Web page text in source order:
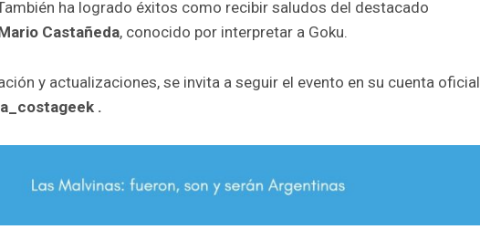
ha logrado éxitos como recibir saludos del destacado
Castañeda, conocido por interpretar a Goku.
y actualizaciones, se invita a seguir el evento en su cuenta oficial
.